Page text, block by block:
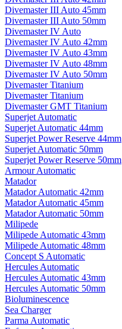
Divemaster III Auto 45mm
Divemaster III Auto 50mm
Divemaster IV Auto
Divemaster IV Auto 42mm
Divemaster IV Auto 43mm
Divemaster IV Auto 48mm
Divemaster IV Auto 50mm
Divemaster Titanium
Divemaster Titanium
Divemaster GMT Titanium
Superjet Automatic
Superjet Automatic 44mm
Superjet Power Reserve 44mm
Superjet Automatic 50mm
Superjet Power Reserve 50mm
Armour Automatic
Matador
Matador Automatic 42mm
Matador Automatic 45mm
Matador Automatic 50mm
Milipede
Milipede Automatic 43mm
Milipede Automatic 48mm
Concept S Automatic
Hercules Automatic
Hercules Automatic 43mm
Hercules Automatic 50mm
Bioluminescence
Sea Charger
Parma Automatic